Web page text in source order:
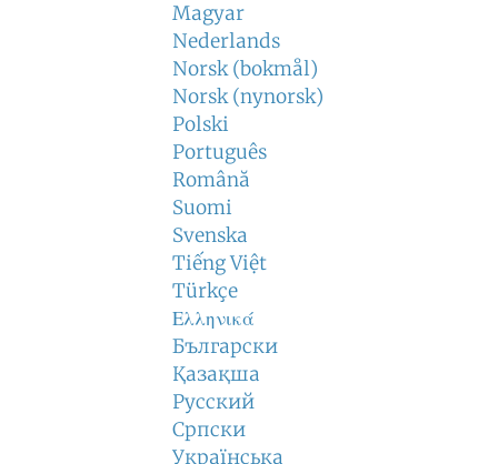
Magyar
Nederlands
Norsk (bokmål)
Norsk (nynorsk)
Polski
Português
Română
Suomi
Svenska
Tiếng Việt
Türkçe
Ελληνικά
Български
Қазақша
Русский
Српски
Українська